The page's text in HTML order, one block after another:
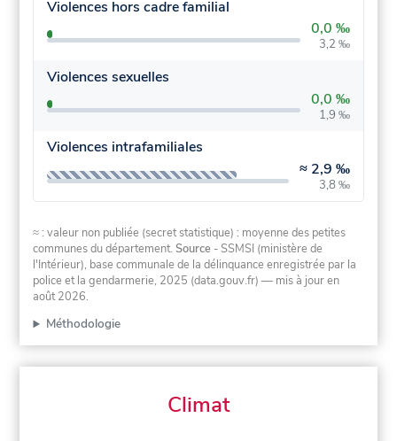
Violences hors cadre familial
0,0 ‰
3,2 ‰
Violences sexuelles
0,0 ‰
1,9 ‰
Violences intrafamiliales
≈ 2,9 ‰
3,8 ‰
≈ : valeur non publiée (secret statistique) : moyenne des petites
communes du département.Source - SSMSI (ministère de
l'Intérieur), base communale de la délinquance enregistrée par la
police et la gendarmerie, 2025 (data.gouv.fr) — mis à jour en
août 2026.
Méthodologie
Climat